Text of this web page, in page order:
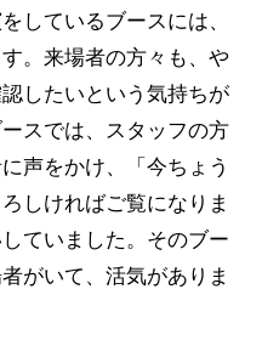
しているブースには、
。来場者の方々も、や
したいという気持ちが
スでは、スタッフの方
声をかけ、「今ちょう
しければご覧になりま
ていました。そのブー
がいて、活気がありま